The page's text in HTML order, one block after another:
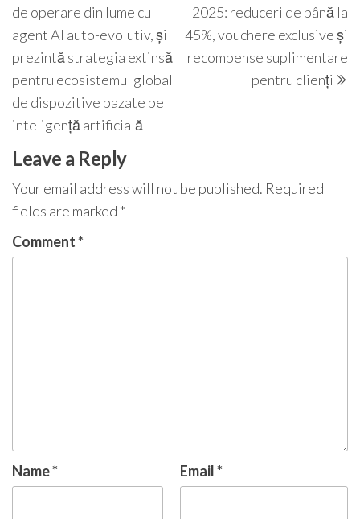
de operare din lume cu
agent AI auto-evolutiv, și
prezintă strategia extinsă
pentru ecosistemul global
de dispozitive bazate pe
inteligență artificială
2025: reduceri de până la
45%, vouchere exclusive și
recompense suplimentare
pentru clienți
Leave a Reply
Your email address will not be published. Required
fields are marked *
Comment*
Name* Email*